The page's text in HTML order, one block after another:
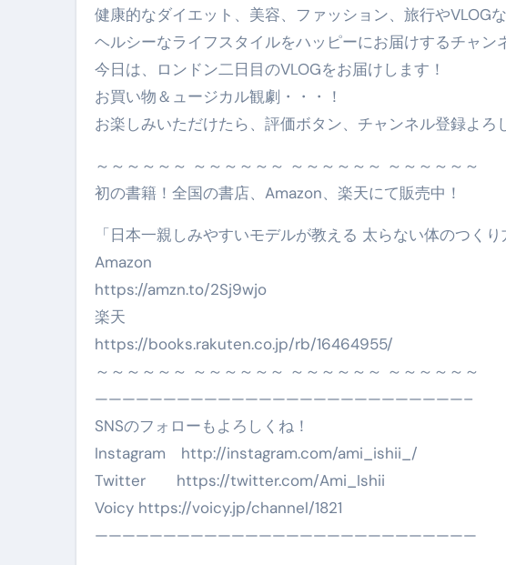
健康的なダイエット、美容、ファッション、旅行やVLOG
ヘルシーなライフスタイルをハッピーにお届けするチャン
今日は、ロンドン二日目のVLOGをお届けします！
お買い物＆ュージカル観劇・・・！
お楽しみいただけたら、評価ボタン、チャンネル登録よ
～～～～～～ ～～～～～～ ～～～～～～ ～～～～～～
初の書籍！全国の書店、Amazon、楽天にて販売中！
「日本一親しみやすいモデルが教える 太らない体のつくり
Amazon
https://amzn.to/2Sj9wjo
楽天
https://books.rakuten.co.jp/rb/16464955/
～～～～～～ ～～～～～～ ～～～～～～ ～～～～～～
———————————————————————————–
SNSのフォローもよろしくね！
Instagram http://instagram.com/ami_ishii_/
Twitter https://twitter.com/Ami_Ishii
Voicy https://voicy.jp/channel/1821
————————————————————————————